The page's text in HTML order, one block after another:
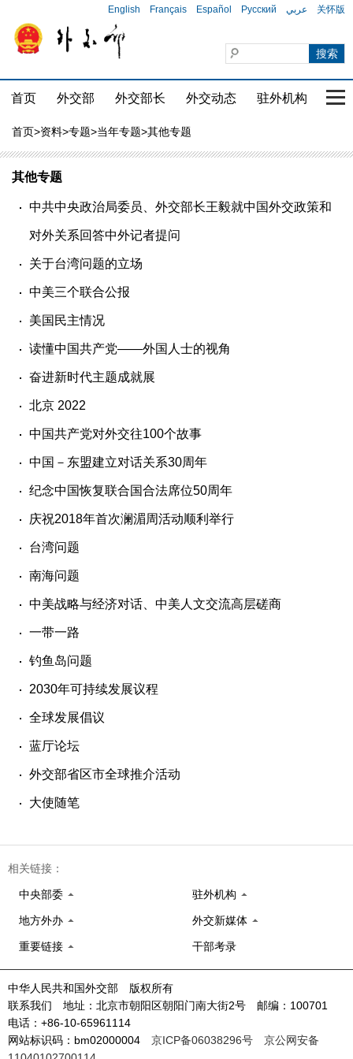
English Français Español Русский عربي 关怀版
首页 外交部 外交部长 外交动态 驻外机构 国
首页>资料>专题>当年专题>其他专题
其他专题
中共中央政治局委员、外交部长王毅就中国外交政策和
对外关系回答中外记者提问
关于台湾问题的立场
中美三个联合公报
美国民主情况
读懂中国共产党——外国人士的视角
奋进新时代主题成就展
北京 2022
中国共产党对外交往100个故事
中国－东盟建立对话关系30周年
纪念中国恢复联合国合法席位50周年
庆祝2018年首次澜湄周活动顺利举行
台湾问题
南海问题
中美战略与经济对话、中美人文交流高层磋商
一带一路
钓鱼岛问题
2030年可持续发展议程
全球发展倡议
蓝厅论坛
外交部省区市全球推介活动
大使随笔
相关链接：
中央部委 驻外机构
地方外办 外交新媒体
重要链接 干部考录
中华人民共和国外交部 版权所有
联系我们 地址：北京市朝阳区朝阳门南大街2号 邮编：100701
电话：+86-10-65961114
网站标识码：bm02000004 京ICP备06038296号
京公网安备